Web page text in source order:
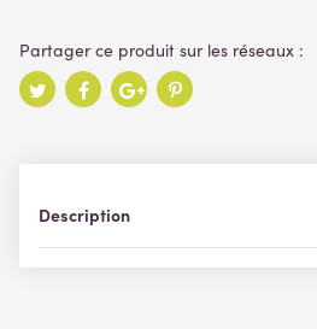
Description